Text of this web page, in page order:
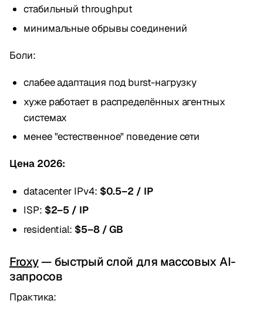
стабильный throughput
минимальные обрывы соединений
Боли:
слабее адаптация под burst-нагрузку
хуже работает в распределённых агентных
системах
менее "естественное" поведение сети
Цена 2026:
datacenter IPv4: $0.5–2 / IP
ISP: $2–5 / IP
residential: $5–8 / GB
Froxy— быстрый слой для массовых AI-
запросов
Практика: